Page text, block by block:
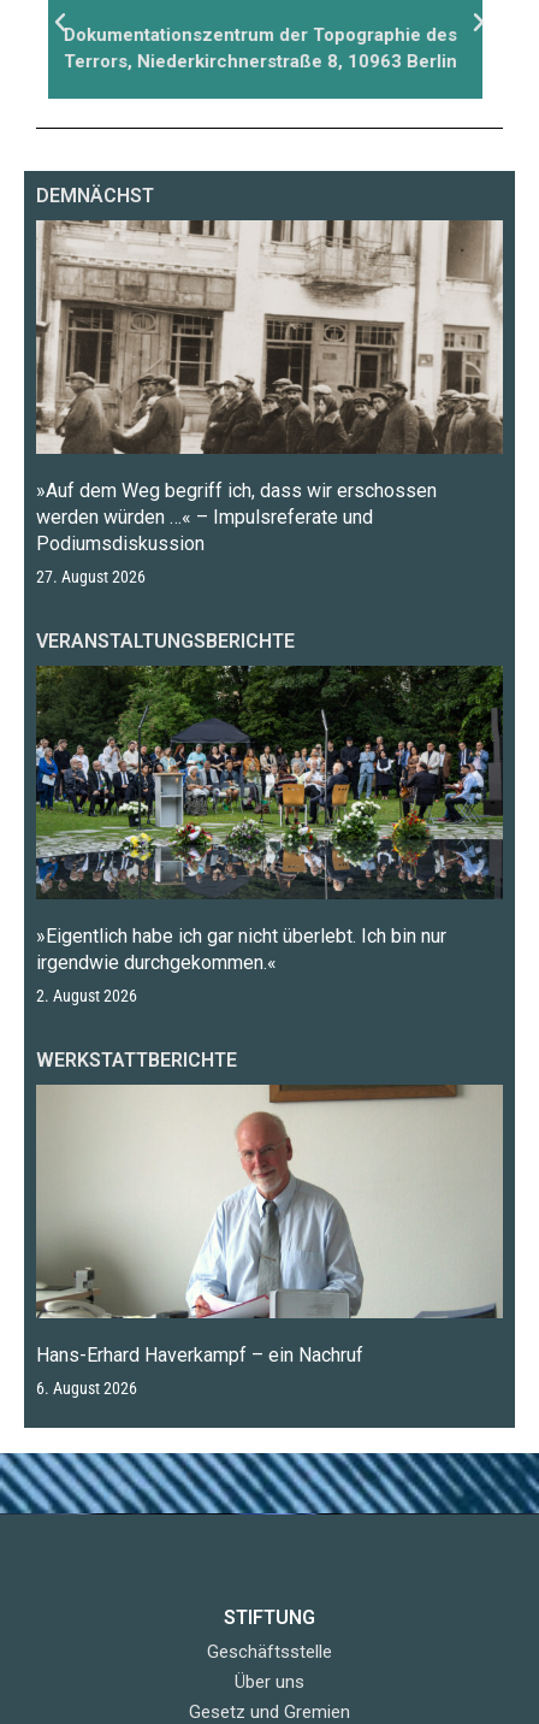
Dokumentationszentrum Prora, Dritte Straße
4, 18609 Prora
DEMNÄCHST
»Auf dem Weg begriff ich, dass wir erschossen
werden würden …« – Impulsreferate und
Podiumsdiskussion
27. August 2026
VERANSTALTUNGSBERICHTE
»Eigentlich habe ich gar nicht überlebt. Ich bin nur
irgendwie durchgekommen.«
2. August 2026
WERKSTATTBERICHTE
Hans-Erhard Haverkampf – ein Nachruf
6. August 2026
STIFTUNG
Geschäftsstelle
Über uns
Gesetz und Gremien